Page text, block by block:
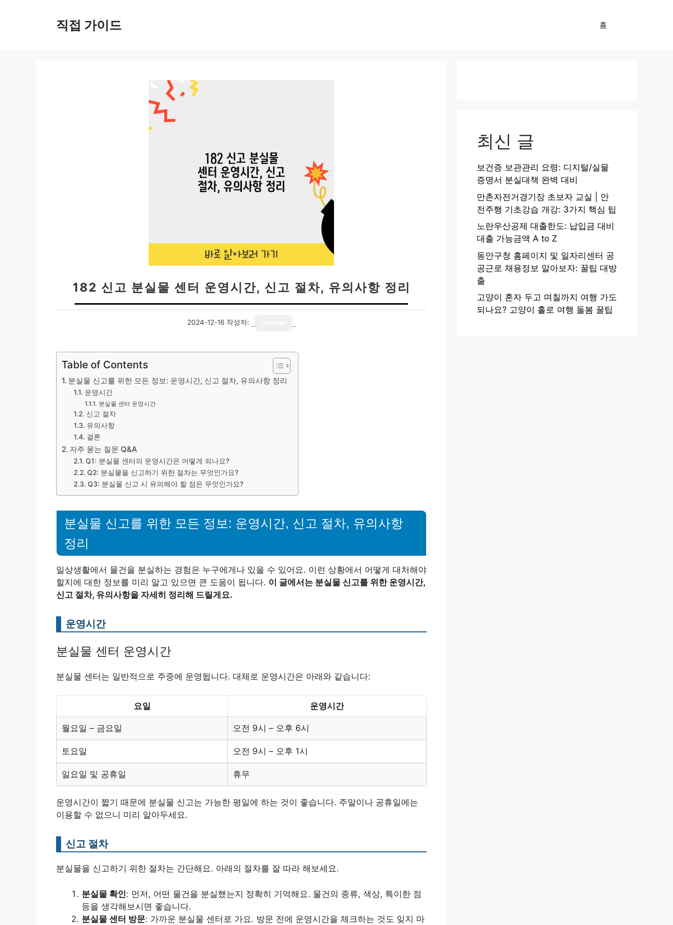
직접 가이드 홈
182 신고 분실물 센터 운영시간, 신고 절차, 유의사항 정리
2024-12-16 작성자:
Table of Contents
분실물 신고를 위한 모든 정보: 운영시간, 신고 절차, 유의사항 정리
운영시간
분실물 센터 운영시간
신고 절차
유의사항
결론
자주 묻는 질문 Q&A
Q1: 분실물 센터의 운영시간은 어떻게 되나요?
Q2: 분실물을 신고하기 위한 절차는 무엇인가요?
Q3: 분실물 신고 시 유의해야 할 점은 무엇인가요?
분실물 신고를 위한 모든 정보: 운영시간, 신고 절차, 유의사항
정리
일상생활에서 물건을 분실하는 경험은 누구에게나 있을 수 있어요. 이런 상황에서 어떻게 대처해야
할지에 대한 정보를 미리 알고 있으면 큰 도움이 됩니다. 이 글에서는 분실물 신고를 위한 운영시간,
신고 절차, 유의사항을 자세히 정리해 드릴게요.
운영시간
분실물 센터 운영시간
분실물 센터는 일반적으로 주중에 운영됩니다. 대체로 운영시간은 아래와 같습니다:
요일 운영시간
월요일 – 금요일 오전 9시 – 오후 6시
토요일 오전 9시 – 오후 1시
일요일 및 공휴일 휴무
운영시간이 짧기 때문에 분실물 신고는 가능한 평일에 하는 것이 좋습니다. 주말이나 공휴일에는
이용할 수 없으니 미리 알아두세요.
신고 절차
분실물을 신고하기 위한 절차는 간단해요. 아래의 절차를 잘 따라 해보세요.
분실물 확인: 먼저, 어떤 물건을 분실했는지 정확히 기억해요. 물건의 종류, 색상, 특이한 점
등을 생각해보시면 좋습니다.
분실물 센터 방문: 가까운 분실물 센터로 가요. 방문 전에 운영시간을 체크하는 것도 잊지 마
최신 글
보건증 보관관리 요령: 디지털/실물
증명서 분실대책 완벽 대비
만촌자전거경기장 초보자 교실 | 안
전주행 기초강습 개강: 3가지 핵심 팁
노란우산공제 대출한도: 납입금 대비
대출 가능금액 A to Z
동안구청 홈페이지 및 일자리센터 공
공근로 채용정보 알아보자: 꿀팁 대방
출
고양이 혼자 두고 며칠까지 여행 가도
되나요? 고양이 홀로 여행 돌봄 꿀팁